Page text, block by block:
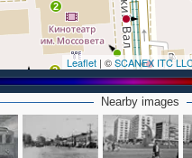
2
6
2
2
2
2
3
3
2
Leaflet | ©SCANEX ITC
Nearby images